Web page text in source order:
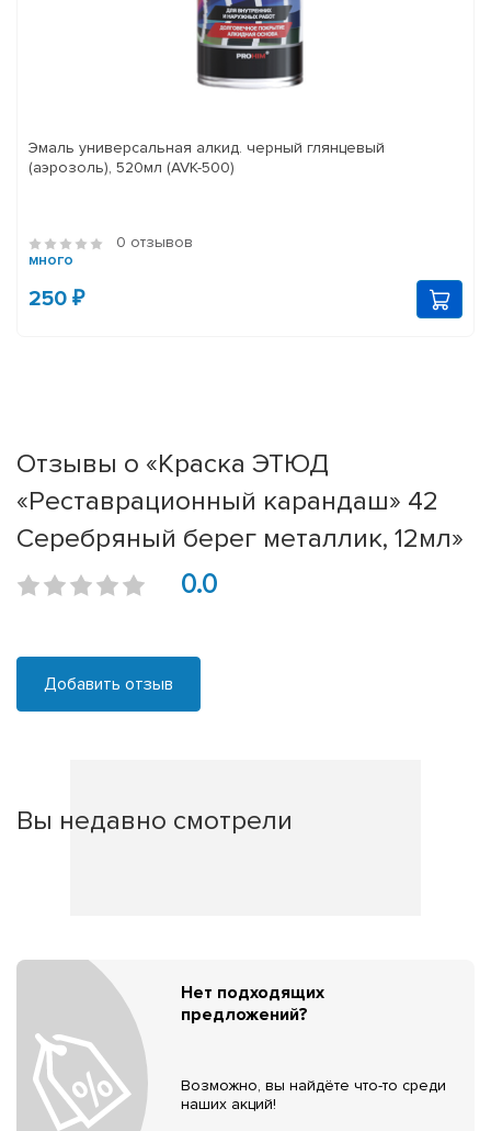
Эмаль универсальная алкид. черный глянцевый
(аэрозоль), 520мл (AVK-500)
0 отзывов
много
250 ₽
Отзывы о «Краска ЭТЮД
«Реставрационный карандаш» 42
Серебряный берег металлик, 12мл»
0.0
Добавить отзыв
Вы недавно смотрели
Нет подходящих
предложений?
Возможно, вы найдёте что-то среди
наших акций!